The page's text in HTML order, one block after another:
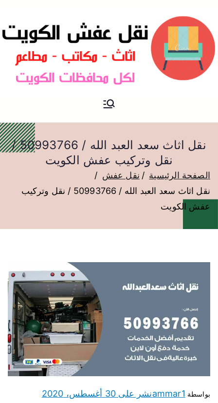
نقل عفش الكويت
نقل اثاث سعد العبد الله / 50993766 /
نقل وتركيب عفش الكويت
الصفحة الرئيسية
نقل عفش
نقل اثاث سعد العبد الله / 50993766 / نقل وتركيب
عفش الكويت
بواسطة ammar1نشر على 30 أغسطس، 2020